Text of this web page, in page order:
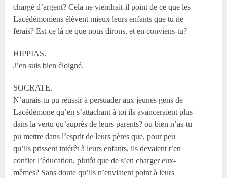
chargé d’argent? Cela ne viendrait-il point de ce que les
Lacédémoniens élèvent mieux leurs enfants que tu ne
ferais? Est-ce là ce que nous dirons, et en conviens-tu?
HIPPIAS.
J’en suis bien éloigné.
SOCRATE.
N’aurais-tu pu réussir à persuader aux jeunes gens de
Lacédémone qu’en s’attachant à toi ils avanceraient plus
dans la vertu qu’auprès de leurs parents? ou bien n’as-tu
pu mettre dans l’esprit de leurs pères que, pour peu
qu’ils prissent intérêt à leurs enfants, ils devaient t’en
confier l’éducation, plutôt que de s’en charger eux-
mêmes? Sans doute qu’ils n’enviaient point à leurs